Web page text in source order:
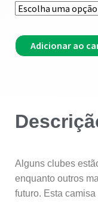
Adicionar ao
Alguns clubes
enquanto outros
futuro. Esta